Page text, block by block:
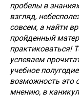
пробелы в
взгляд,
совсем, а найти
пройденный
практиковаться!
успеваем
учебное
возможность это
мнению, в